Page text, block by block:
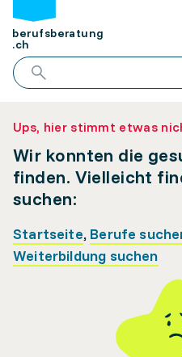
berufsberatung
.ch
Ups, hier stimmt etwas
Wir konnten die
finden. Vielleicht
suchen:
Startseite, Berufe
Weiterbildung suchen